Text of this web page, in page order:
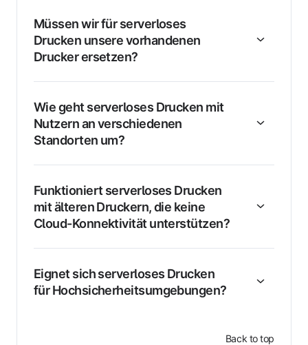
Müssen wir für serverloses
Drucken unsere vorhandenen
Drucker ersetzen?
Wie geht serverloses Drucken mit
Nutzern an verschiedenen
Standorten um?
Funktioniert serverloses Drucken
mit älteren Druckern, die keine
Cloud-Konnektivität unterstützen?
Eignet sich serverloses Drucken
für Hochsicherheitsumgebungen?
Back to top